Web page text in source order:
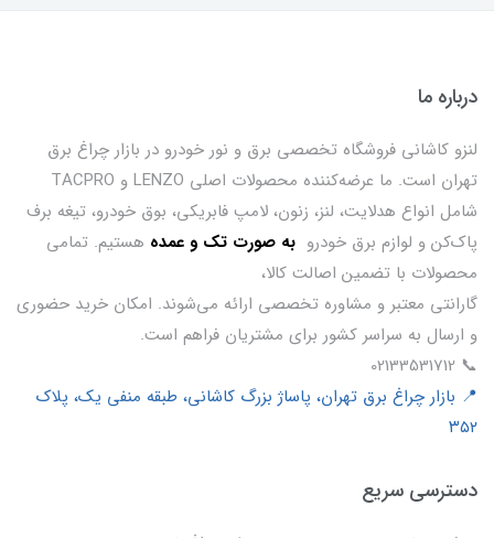
درباره ما
لنزو کاشانی فروشگاه تخصصی برق و نور خودرو در بازار چراغ برق
تهران است. ما عرضه‌کننده محصولات اصلی LENZO و TACPRO
شامل انواع هدلایت، لنز، زنون، لامپ فابریکی، بوق خودرو، تیغه برف
پاک‌کن و لوازم برق خودرو به صورت تک و عمده هستیم. تمامی
محصولات با تضمین اصالت کالا،
گارانتی معتبر و مشاوره تخصصی ارائه می‌شوند. امکان خرید حضوری
و ارسال به سراسر کشور برای مشتریان فراهم است.
📞 02133531712
📍 بازار چراغ برق تهران، پاساژ بزرگ کاشانی، طبقه منفی یک، پلاک
۳۵۲
دسترسی سریع